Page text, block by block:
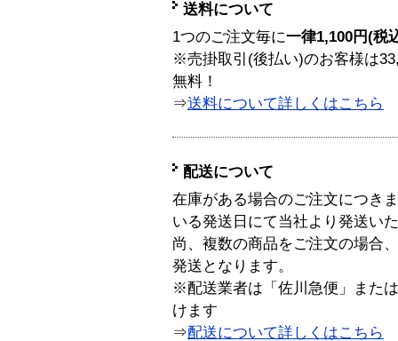
送料について
1つのご注文毎に一律1,100円(税
※売掛取引(後払い)のお客様は
無料！
⇒送料について詳しくはこちら
配送について
在庫がある場合のご注文につき
いる発送日にて当社より発送い
尚、複数の商品をご注文の場合
発送となります。
※配送業者は「佐川急便」また
けます
⇒配送について詳しくはこちら